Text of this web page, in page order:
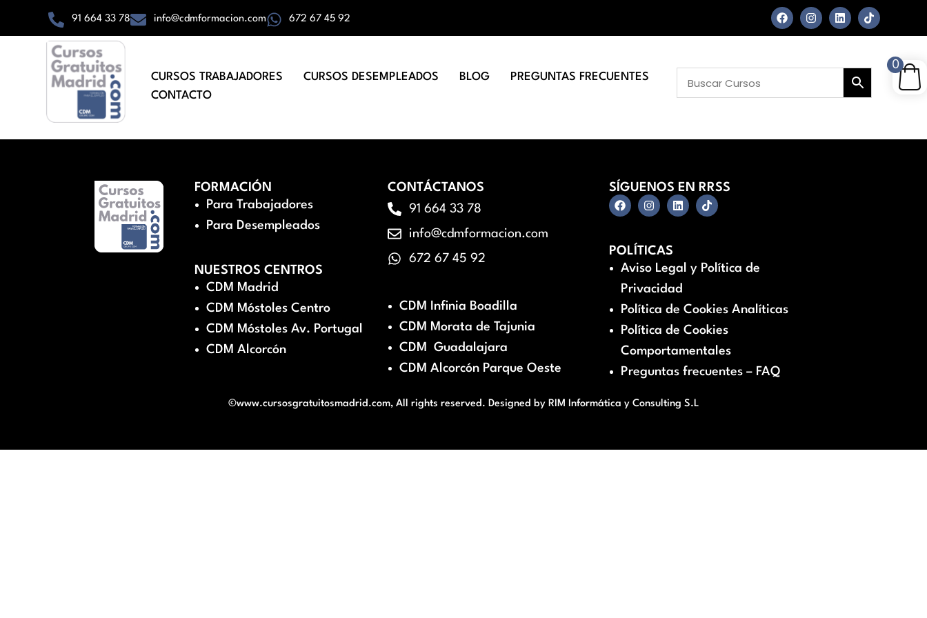
91 664 33 78 info@cdmformacion.com 672 67 45 92
CURSOS TRABAJADORES CURSOS DESEMPLEADOS BLOG
PREGUNTAS FRECUENTES
CONTACTO
FORMACIÓN
Para Trabajadores
Para Desempleados
NUESTROS CENTROS
CDM Madrid
CDM Móstoles Centro
CDM Móstoles Av. Portugal
CDM Alcorcón
CONTÁCTANOS
91 664 33 78
info@cdmformacion.com
672 67 45 92
CDM Infinia Boadilla
CDM Morata de Tajunia
CDM Guadalajara
CDM Alcorcón Parque Oeste
SÍGUENOS EN RRSS
POLÍTICAS
Aviso Legal y Política de
Privacidad
Política de Cookies Analíticas
Política de Cookies
Comportamentales
Preguntas frecuentes – FAQ
©www.cursosgratuitosmadrid.com, All rights reserved. Designed by RIM Informática y Consulting S.L
0